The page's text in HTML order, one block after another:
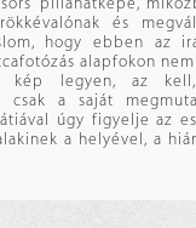
és
hogy ebben az
alapfokon
kép legyen, az
csak a saját
úgy figyelje az
a helyével, a